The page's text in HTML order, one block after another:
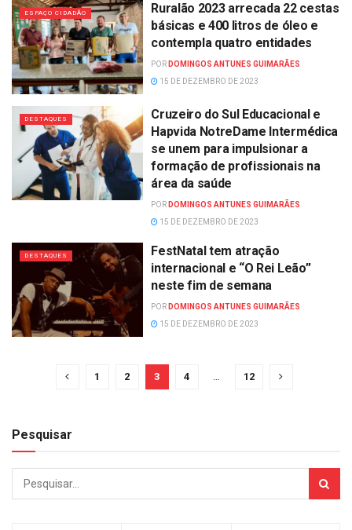
ESPAÇO CIDADÃO
Ruralão 2023 arrecada 22 cestas
básicas e 400 litros de óleo e
contempla quatro entidades
POR DOMINGOS ANTUNES GUIMARÃES
15 DE DEZEMBRO DE 2023
DESTAQUES
Cruzeiro do Sul Educacional e
Hapvida NotreDame Intermédica
se unem para impulsionar a
formação de profissionais na
área da saúde
POR DOMINGOS ANTUNES GUIMARÃES
15 DE DEZEMBRO DE 2023
DESTAQUES
FestNatal tem atração
internacional e “O Rei Leão”
neste fim de semana
POR DOMINGOS ANTUNES GUIMARÃES
15 DE DEZEMBRO DE 2023
1 2 3 4 12
Pesquisar